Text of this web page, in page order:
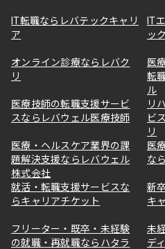
IT転職ならレバテックキャリ
ア
IT
ッ
オンライン診療ならレバク
リ
医
転
ル
医療技師の転職支援サービ
スならレバウェル医療技師
リ
ビ
リ
医療・ヘルスケア業界の課
題解決支援ならレバウェル
株式会社
医
な
就活・転職支援サービスな
らキャリアチケット
新
キ
フリーター・既卒・未経験
の就職・再就職ならハタラ
未
デ